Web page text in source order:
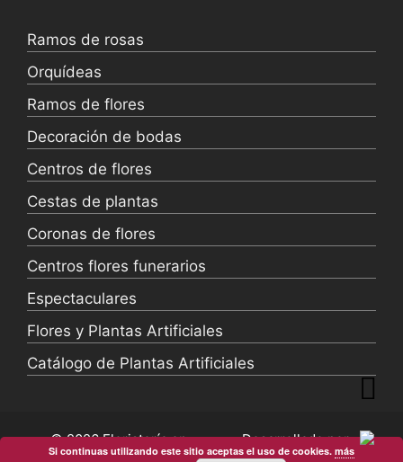
Ramos de rosas
Orquídeas
Ramos de flores
Decoración de bodas
Centros de flores
Cestas de plantas
Coronas de flores
Centros flores funerarios
Espectaculares
Flores y Plantas Artificiales
Catálogo de Plantas Artificiales
© 2026 Floristería en
Desarrollado por
Si continuas utilizando este sitio aceptas el uso de cookies. más